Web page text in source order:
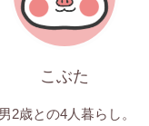
こぶた
2歳との4人暮らし。